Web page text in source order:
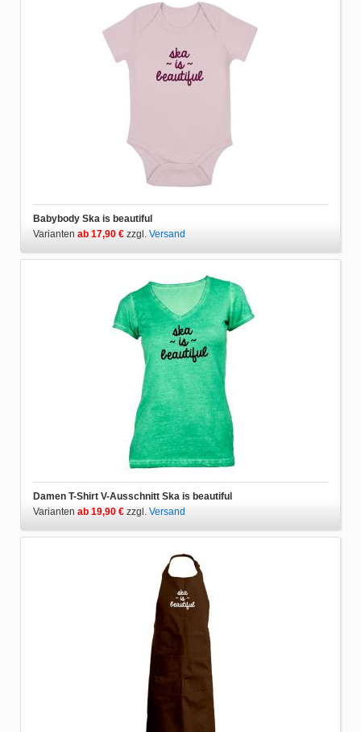
Babybody Ska is beautiful
Varianten ab 17,90 € zzgl. Versand
Damen T-Shirt V-Ausschnitt Ska is beautiful
Varianten ab 19,90 € zzgl. Versand